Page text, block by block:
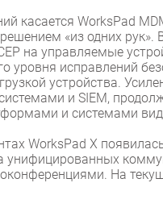
касается WorksPad
«из одних рук».
на управляемые
уровня исправлений
устройства.
и SIEM,
и системами
WorksPad X
На